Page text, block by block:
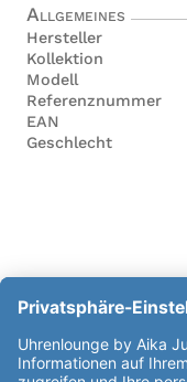
Allgemeines
Hersteller
Kollektion
Modell
Referenznummer
EAN
Geschlecht